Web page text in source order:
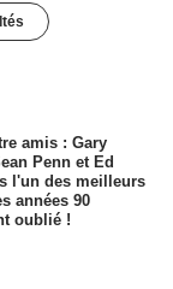
amis : Gary
Penn et Ed
l'un des meilleurs
années 90
oublié !